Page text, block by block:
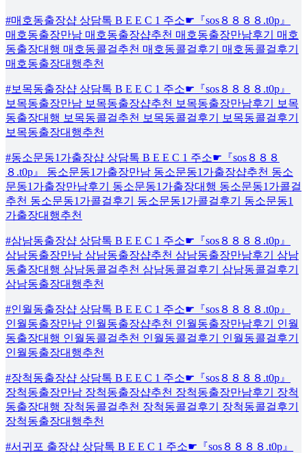
#매호동출장샵 상담톡 B E E C 1 주소☛『sos８８８８.t0p』
매호동출장만남 매호동출장샵추천 매호동출장만남후기 매호
동출장대행 매호동콜걸추천 매호동콜걸후기 매호동콜걸후기
매호동출장대행추천
#보목동출장샵 상담톡 B E E C 1 주소☛『sos８８８８.t0p』
보목동출장만남 보목동출장샵추천 보목동출장만남후기 보목
동출장대행 보목동콜걸추천 보목동콜걸후기 보목동콜걸후기
보목동출장대행추천
#동소문동1가출장샵 상담톡 B E E C 1 주소☛『sos８８８
８.t0p』 동소문동1가출장만남 동소문동1가출장샵추천 동소
문동1가출장만남후기 동소문동1가출장대행 동소문동1가콜걸
추천 동소문동1가콜걸후기 동소문동1가콜걸후기 동소문동1
가출장대행추천
#삼남동출장샵 상담톡 B E E C 1 주소☛『sos８８８８.t0p』
삼남동출장만남 삼남동출장샵추천 삼남동출장만남후기 삼남
동출장대행 삼남동콜걸추천 삼남동콜걸후기 삼남동콜걸후기
삼남동출장대행추천
#인월동출장샵 상담톡 B E E C 1 주소☛『sos８８８８.t0p』
인월동출장만남 인월동출장샵추천 인월동출장만남후기 인월
동출장대행 인월동콜걸추천 인월동콜걸후기 인월동콜걸후기
인월동출장대행추천
#장척동출장샵 상담톡 B E E C 1 주소☛『sos８８８８.t0p』
장척동출장만남 장척동출장샵추천 장척동출장만남후기 장척
동출장대행 장척동콜걸추천 장척동콜걸후기 장척동콜걸후기
장척동출장대행추천
#서귀포 출장샵 상담톡 B E E C 1 주소☛『sos８８８８.t0p』